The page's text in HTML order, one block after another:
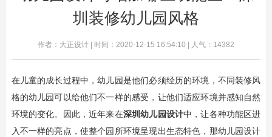
圳装修幼儿园风格
作者：大正设计 | 时间：2020-12-15 16:54:10 | 人气：14382
在儿童的成长过程中，幼儿园是他们必须经历的环境，不同装修风
格的幼儿园可以给他们不一样的感受，让他们适应环境并感知自然
环境的变化。因此，近年来在深圳幼儿园设计中，让各种功能区进
入不一样的亮点，使整个园所环境呈现出生态特色，那幼儿园设计